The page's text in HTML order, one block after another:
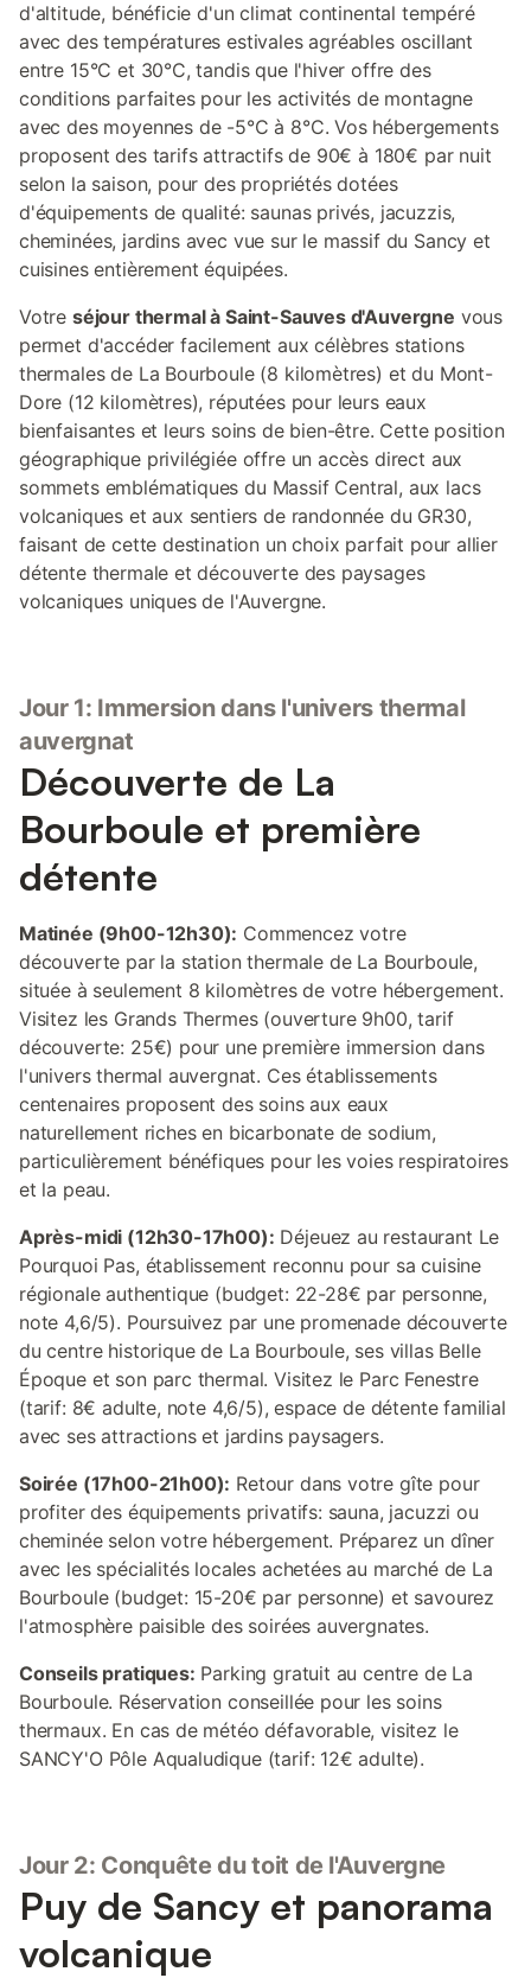
d'altitude, bénéficie d'un climat continental tempéré
avec des températures estivales agréables oscillant
entre 15°C et 30°C, tandis que l'hiver offre des
conditions parfaites pour les activités de montagne
avec des moyennes de -5°C à 8°C. Vos hébergements
proposent des tarifs attractifs de 90€ à 180€ par nuit
selon la saison, pour des propriétés dotées
d'équipements de qualité: saunas privés, jacuzzis,
cheminées, jardins avec vue sur le massif du Sancy et
cuisines entièrement équipées.
Votre séjour thermal à Saint-Sauves d'Auvergne vous
permet d'accéder facilement aux célèbres stations
thermales de La Bourboule (8 kilomètres) et du Mont-
Dore (12 kilomètres), réputées pour leurs eaux
bienfaisantes et leurs soins de bien-être. Cette position
géographique privilégiée offre un accès direct aux
sommets emblématiques du Massif Central, aux lacs
volcaniques et aux sentiers de randonnée du GR30,
faisant de cette destination un choix parfait pour allier
détente thermale et découverte des paysages
volcaniques uniques de l'Auvergne.
Jour 1: Immersion dans l'univers thermal
auvergnat
Découverte de La
Bourboule et première
détente
Matinée (9h00-12h30): Commencez votre
découverte par la station thermale de La Bourboule,
située à seulement 8 kilomètres de votre hébergement.
Visitez les Grands Thermes (ouverture 9h00, tarif
découverte: 25€) pour une première immersion dans
l'univers thermal auvergnat. Ces établissements
centenaires proposent des soins aux eaux
naturellement riches en bicarbonate de sodium,
particulièrement bénéfiques pour les voies respiratoires
et la peau.
Après-midi (12h30-17h00): Déjeuez au restaurant Le
Pourquoi Pas, établissement reconnu pour sa cuisine
régionale authentique (budget: 22-28€ par personne,
note 4,6/5). Poursuivez par une promenade découverte
du centre historique de La Bourboule, ses villas Belle
Époque et son parc thermal. Visitez le Parc Fenestre
(tarif: 8€ adulte, note 4,6/5), espace de détente familial
avec ses attractions et jardins paysagers.
Soirée (17h00-21h00): Retour dans votre gîte pour
profiter des équipements privatifs: sauna, jacuzzi ou
cheminée selon votre hébergement. Préparez un dîner
avec les spécialités locales achetées au marché de La
Bourboule (budget: 15-20€ par personne) et savourez
l'atmosphère paisible des soirées auvergnates.
Conseils pratiques: Parking gratuit au centre de La
Bourboule. Réservation conseillée pour les soins
thermaux. En cas de météo défavorable, visitez le
SANCY'O Pôle Aqualudique (tarif: 12€ adulte).
Jour 2: Conquête du toit de l'Auvergne
Puy de Sancy et panorama
volcanique